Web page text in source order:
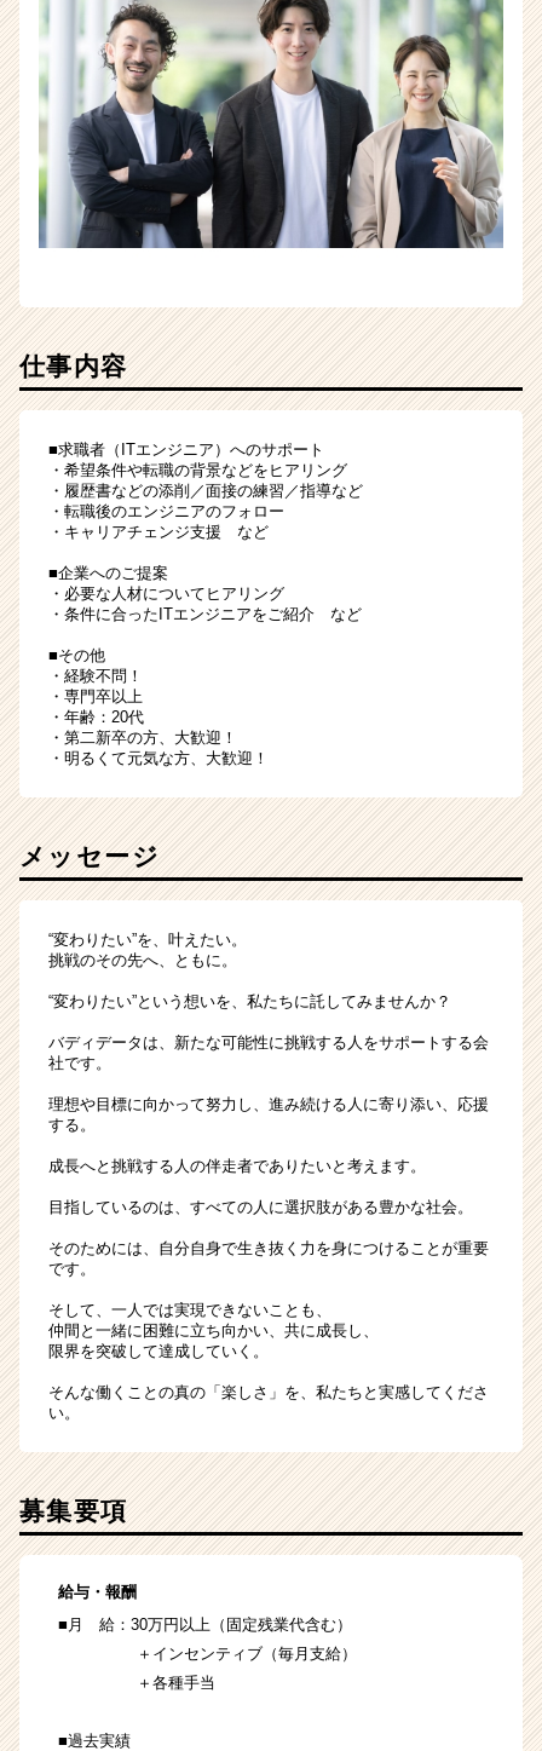
仕事内容
■求職者（ITエンジニア）へのサポート
・希望条件や転職の背景などをヒアリング
・履歴書などの添削／面接の練習／指導など
・転職後のエンジニアのフォロー
・キャリアチェンジ支援 など
■企業へのご提案
・必要な人材についてヒアリング
・条件に合ったITエンジニアをご紹介 など
■その他
・経験不問！
・専門卒以上
・年齢：20代
・第二新卒の方、大歓迎！
・明るくて元気な方、大歓迎！
メッセージ
“変わりたい”を、叶えたい。
挑戦のその先へ、ともに。
“変わりたい”という想いを、私たちに託してみませんか？
バディデータは、新たな可能性に挑戦する人をサポートする会
社です。
理想や目標に向かって努力し、進み続ける人に寄り添い、応援
する。
成長へと挑戦する人の伴走者でありたいと考えます。
目指しているのは、すべての人に選択肢がある豊かな社会。
そのためには、自分自身で生き抜く力を身につけることが重要
です。
そして、一人では実現できないことも、
仲間と一緒に困難に立ち向かい、共に成長し、
限界を突破して達成していく。
そんな働くことの真の「楽しさ」を、私たちと実感してくださ
い。
募集要項
給与・報酬
■月 給：30万円以上（固定残業代含む）
＋インセンティブ（毎月支給）
＋各種手当
■過去実績